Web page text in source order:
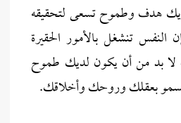
هدف وطموح تسعى لتحقيقه
النفس تنشغل بالأمور الحقيرة
لا بد من أن يكون لديك طموح
بعقلك وروحك وأخلاقك.